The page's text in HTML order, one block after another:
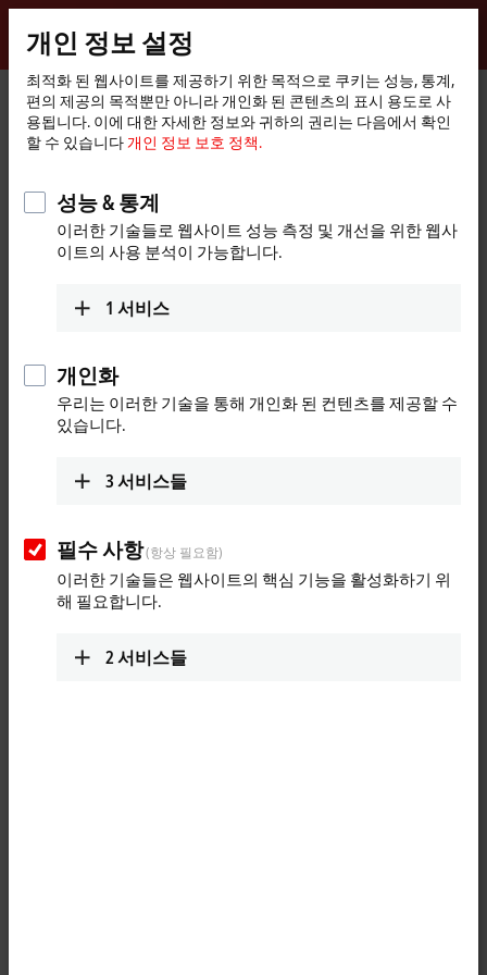
Beckhoff
-
New
Automation
Technology
홈
페
지
회사 세계적 입지 Japan Sales office Nagoya
Sales office Nagoya, Japan
주소 및 연락처
Sales office Nagoya
Beckhoff Automation K.K.
4-60-12 Hiraike-cho, Nakamura-
ku
4536123 Nagoya
Japan
+81 50 1790 1111
info@beckhoff.co.jp
길 찾기 (Google 지도)
Service
service@beckhoff.co.jp
개인 정보 설정
최적화 된 웹사이트를 제공하기 위한 목적으로 쿠키는 성능, 통계,
편의 제공의 목적뿐만 아니라 개인화 된 콘텐츠의 표시 용도로 사
용됩니다. 이에 대한 자세한 정보와 귀하의 권리는 다음에서 확인
할 수 있습니다 개인 정보 보호 정책.
성능 & 통계
이러한 기술들로 웹사이트 성능 측정 및 개선을 위한 웹사
이트의 사용 분석이 가능합니다.
1 서비스
개인화
우리는 이러한 기술을 통해 개인화 된 컨텐츠를 제공할 수
있습니다.
3서비스들
필수 사항(항상 필요함)
이러한 기술들은 웹사이트의 핵심 기능을 활성화하기 위
해 필요합니다.
2서비스들